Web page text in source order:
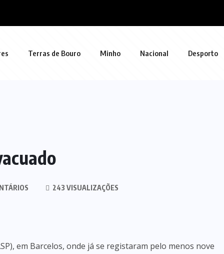
Terras de Bouro Minho Nacional Desporto
243 VISUALIZAÇÕES
em Barcelos, onde já se registaram pelo menos nove